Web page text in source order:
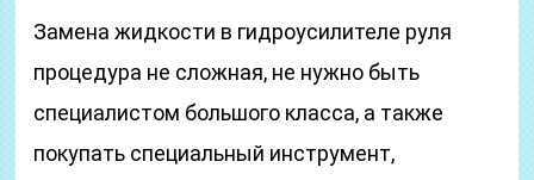
Замена жидкости в гидроусилителе руля
процедура не сложная, не нужно быть
специалистом большого класса, а также
покупать специальный инструмент,